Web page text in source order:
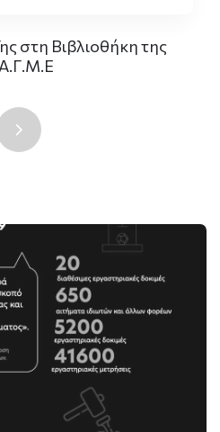
στη Βιβλιοθήκη της